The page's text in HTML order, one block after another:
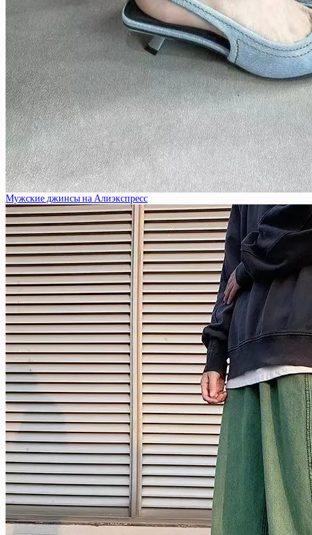
Мужские джинсы на Алиэкспресс